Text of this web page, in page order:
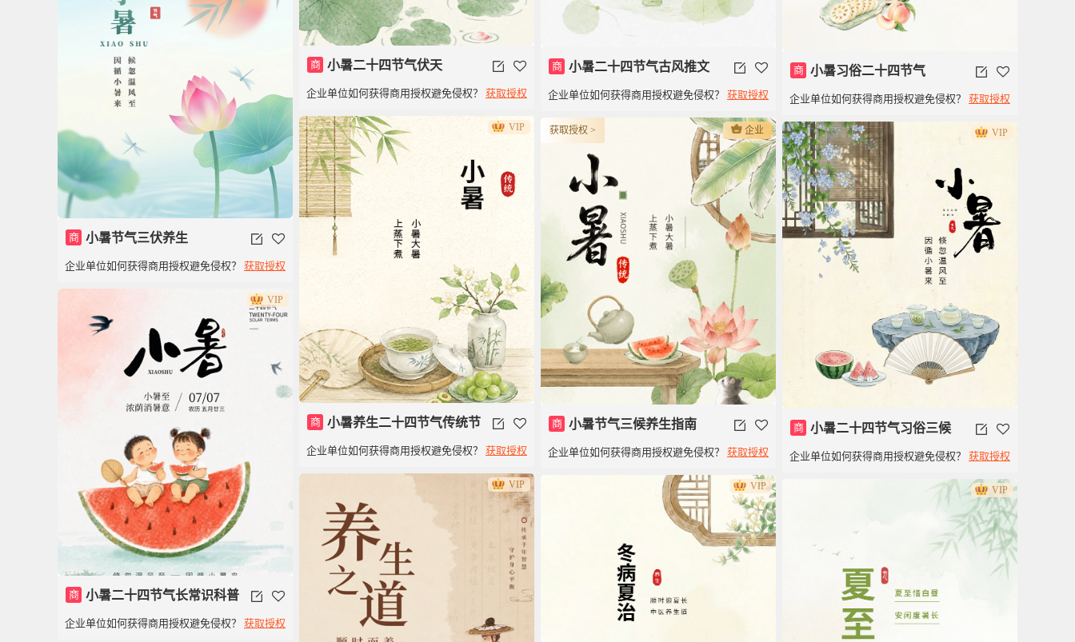
商 小暑二十四节气伏天
企业单位如何获得商用授权避免侵权？ 获取授权
商 小暑二十四节气古风推文
企业单位如何获得商用授权避免侵权？ 获取授权
商 小暑习俗二十四节气
企业单位如何获得商用授权避免侵权？ 获取授权
商 小暑节气三伏养生
企业单位如何获得商用授权避免侵权？ 获取授权
VIP
商 小暑养生二十四节气传统节
企业单位如何获得商用授权避免侵权？ 获取授权
获取授权 > 企业
商 小暑节气三候养生指南
企业单位如何获得商用授权避免侵权？ 获取授权
VIP
商 小暑二十四节气习俗三候
企业单位如何获得商用授权避免侵权？ 获取授权
VIP
商 小暑二十四节气长常识科普
企业单位如何获得商用授权避免侵权？ 获取授权
VIP VIP VIP